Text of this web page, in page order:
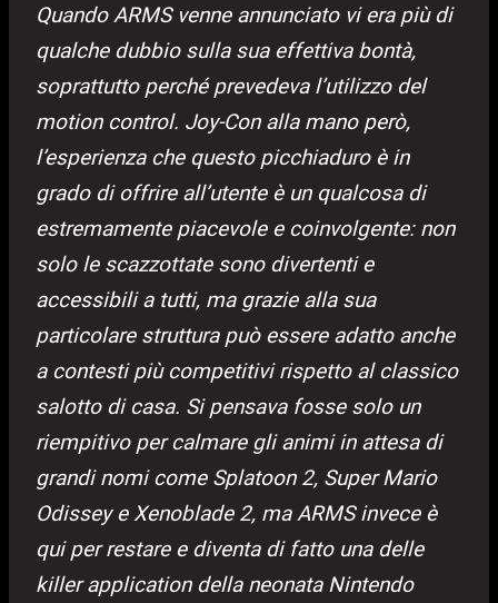
Quando ARMS venne annunciato vi era più di
qualche dubbio sulla sua effettiva bontà,
soprattutto perché prevedeva l’utilizzo del
motion control. Joy-Con alla mano però,
l’esperienza che questo picchiaduro è in
grado di offrire all’utente è un qualcosa di
estremamente piacevole e coinvolgente: non
solo le scazzottate sono divertenti e
accessibili a tutti, ma grazie alla sua
particolare struttura può essere adatto anche
a contesti più competitivi rispetto al classico
salotto di casa. Si pensava fosse solo un
riempitivo per calmare gli animi in attesa di
grandi nomi come Splatoon 2, Super Mario
Odissey e Xenoblade 2, ma ARMS invece è
qui per restare e diventa di fatto una delle
killer application della neonata Nintendo